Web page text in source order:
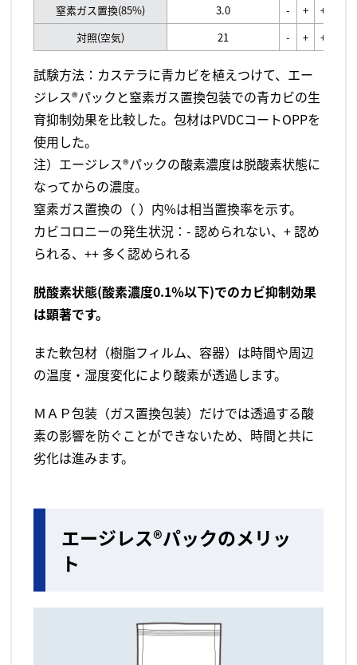
窒素ガス置換(85%) 3.0 - + ++
対照(空気)
21 - + ++
試験方法：カステラに青カビを植えつけて、エー
ジレス®パックと窒素ガス置換包装での青カビの生
育抑制効果を比較した。包材はPVDCコートOPPを
使用した。
注）エージレス®パックの酸素濃度は脱酸素状態に
なってからの濃度。
窒素ガス置換の（ ）内%は相当置換率を示す。
カビコロニーの発生状況：- 認められない、+ 認め
られる、++ 多く認められる
脱酸素状態(酸素濃度0.1％以下)でのカビ抑制効果
は顕著です。
また軟包材（樹脂フィルム、容器）は時間や周辺
の温度・湿度変化により酸素が透過します。
ＭＡＰ包装（ガス置換包装）だけでは透過する酸
素の影響を防ぐことができないため、時間と共に
劣化は進みます。
エージレス®パックのメリッ
ト